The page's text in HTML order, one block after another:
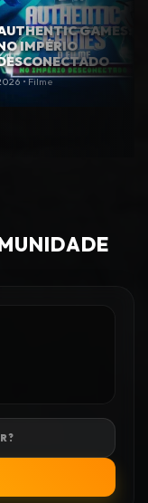
GAMES:
IMPÉRIO
• Filme